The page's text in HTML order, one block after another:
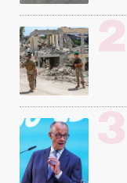
2
3